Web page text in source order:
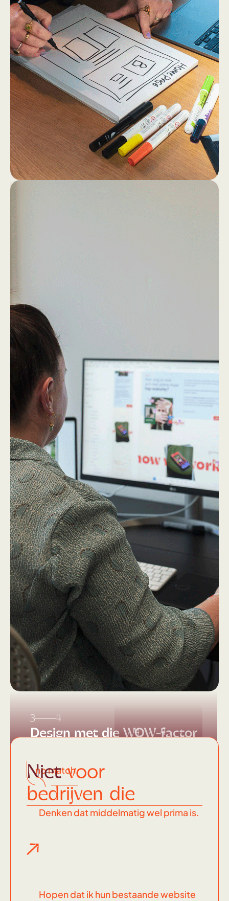
3 4
Design met die WOW-factor
4 4
no match
Nietvoor
bedrijven die
Denken dat middelmatig wel prima is.
Hopen dat ik hun bestaande website